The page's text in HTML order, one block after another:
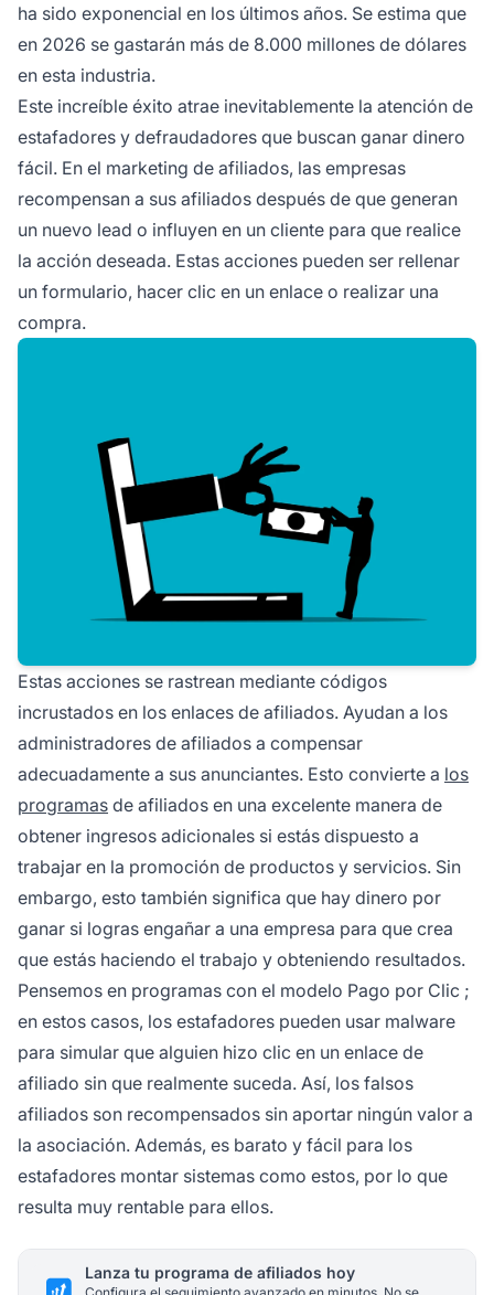
ha sido exponencial en los últimos años. Se estima que
en 2026 se gastarán más de 8.000 millones de dólares
en esta industria.
Este increíble éxito atrae inevitablemente la atención de
estafadores y defraudadores que buscan ganar dinero
fácil. En el marketing de afiliados, las empresas
recompensan a sus afiliados después de que generan
un nuevo lead o influyen en un cliente para que realice
la acción deseada. Estas acciones pueden ser rellenar
un formulario, hacer clic en un enlace o realizar una
compra.
Estas acciones se rastrean mediante códigos
incrustados en los enlaces de afiliados. Ayudan a los
administradores de afiliados a compensar
adecuadamente a sus anunciantes. Esto convierte a los
programas de afiliados en una excelente manera de
obtener ingresos adicionales si estás dispuesto a
trabajar en la promoción de productos y servicios. Sin
embargo, esto también significa que hay dinero por
ganar si logras engañar a una empresa para que crea
que estás haciendo el trabajo y obteniendo resultados.
Pensemos en programas con el modelo Pago por Clic ;
en estos casos, los estafadores pueden usar malware
para simular que alguien hizo clic en un enlace de
afiliado sin que realmente suceda. Así, los falsos
afiliados son recompensados sin aportar ningún valor a
la asociación. Además, es barato y fácil para los
estafadores montar sistemas como estos, por lo que
resulta muy rentable para ellos.
Lanza tu programa de afiliados hoy